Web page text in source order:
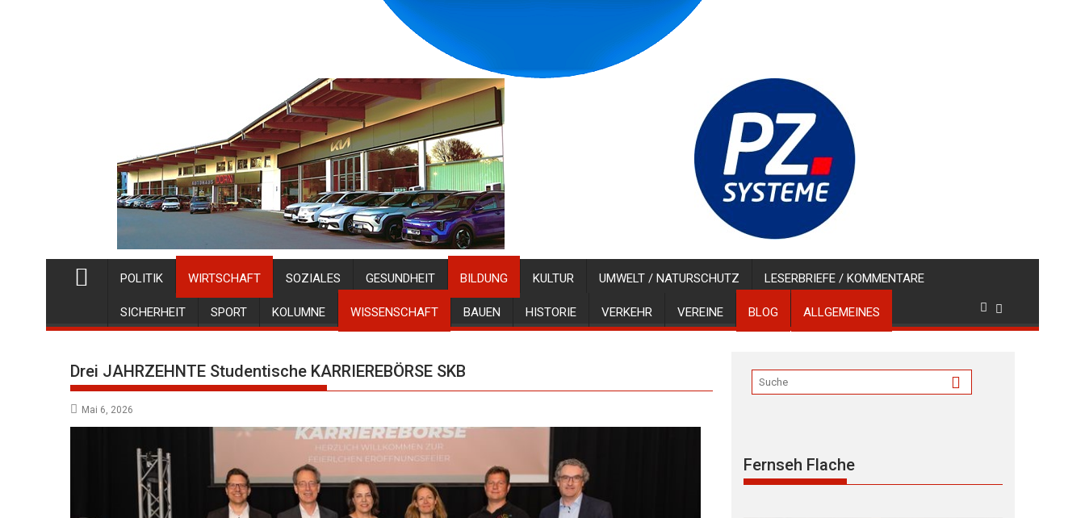
POLITIK WIRTSCHAFT SOZIALES GESUNDHEIT BILDUNG KULTUR UMWELT / NATURSCHUTZ LESERBRIEFE / KOMMENTARE
SICHERHEIT SPORT KOLUMNE WISSENSCHAFT BAUEN HISTORIE VERKEHR VEREINE BLOG ALLGEMEINES
Drei JAHRZEHNTE Studentische KARRIEREBÖRSE SKB
Mai 6, 2026
Fernseh Flache